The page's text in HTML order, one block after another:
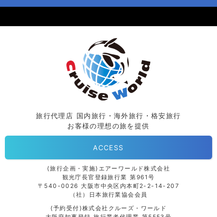
旅行代理店 国内旅行・海外旅行・格安旅行
お客様の理想の旅を提供
ACCESS
⟨旅行企画・実施⟩エアーワールド株式会社
観光庁長官登録旅行業 第961号
〒540-0026 大阪市中央区内本町2-2-14-207
（社）日本旅行業協会会員
⟨予約受付⟩株式会社クルーズ・ワールド